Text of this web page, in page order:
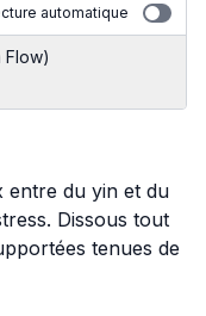
automatique
Flow)
entre du yin et du
Dissous tout
tenues de